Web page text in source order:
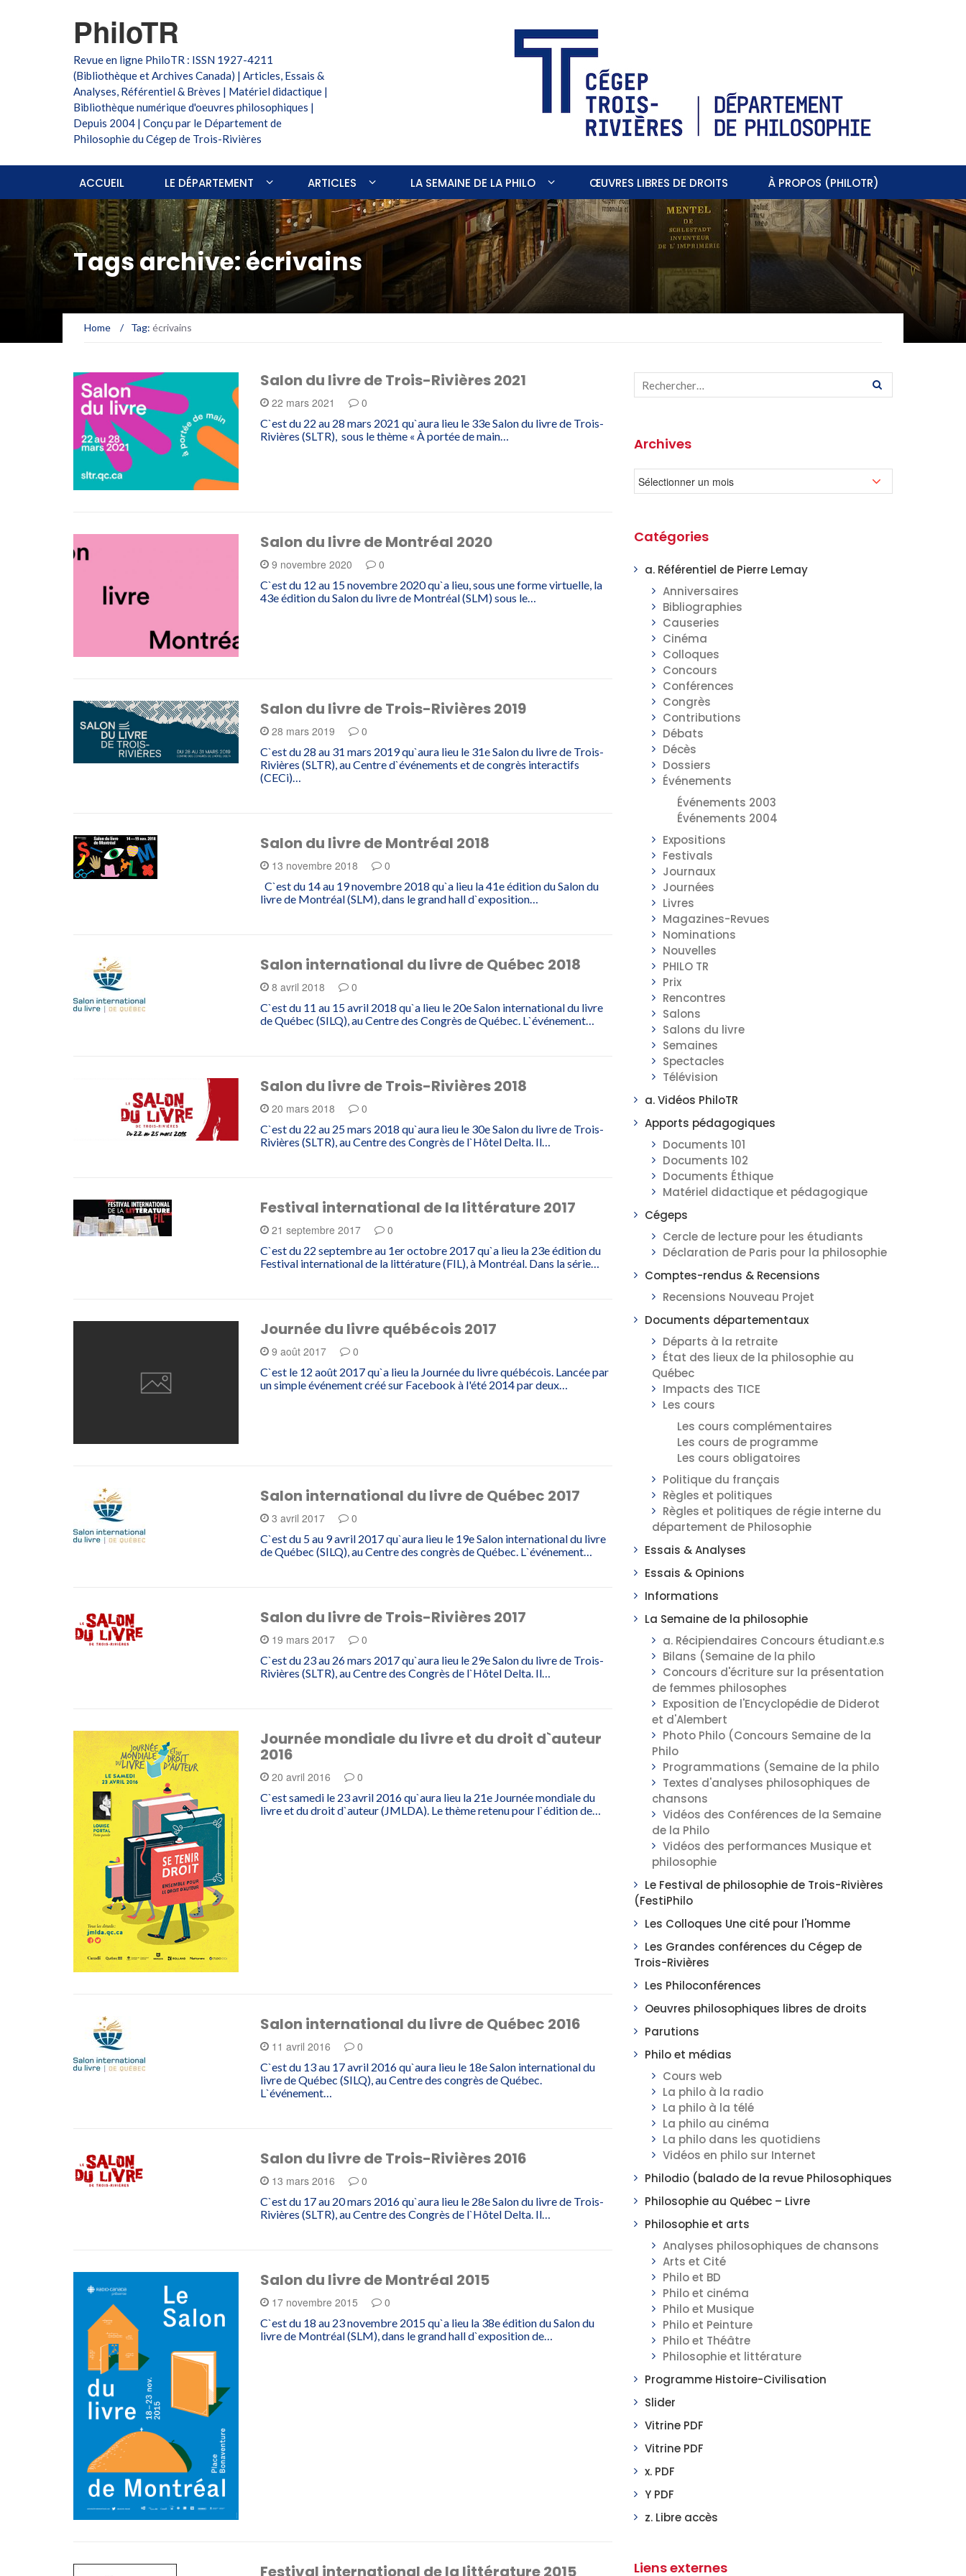
PhiloTR
Revue en ligne PhiloTR : ISSN 1927-4211
(Bibliothèque et Archives Canada) | Articles, Essais &
Analyses, Référentiel & Brèves | Matériel didactique |
Bibliothèque numérique d'oeuvres philosophiques |
Depuis 2004 | Conçu par le Département de
Philosophie du Cégep de Trois-Rivières
ACCUEIL LE DÉPARTEMENT ARTICLES LA SEMAINE DE LA PHILO ŒUVRES LIBRES DE DROITS À PROPOS (PHILOTR)
Tags archive: écrivains
Home / Tag: écrivains
Salon du livre de Trois-Rivières 2021
22 mars 2021 0
C`est du 22 au 28 mars 2021 qu`aura lieu le 33e Salon du livre de Trois-
Rivières (SLTR), sous le thème « À portée de main…
Salon du livre de Montréal 2020
9 novembre 2020 0
C`est du 12 au 15 novembre 2020 qu`a lieu, sous une forme virtuelle, la
43e édition du Salon du livre de Montréal (SLM) sous le…
Salon du livre de Trois-Rivières 2019
28 mars 2019 0
C`est du 28 au 31 mars 2019 qu`aura lieu le 31e Salon du livre de Trois-
Rivières (SLTR), au Centre d`événements et de congrès interactifs
(CECi)…
Salon du livre de Montréal 2018
13 novembre 2018 0
C`est du 14 au 19 novembre 2018 qu`a lieu la 41e édition du Salon du
livre de Montréal (SLM), dans le grand hall d`exposition…
Salon international du livre de Québec 2018
8 avril 2018 0
C`est du 11 au 15 avril 2018 qu`a lieu le 20e Salon international du livre
de Québec (SILQ), au Centre des Congrès de Québec. L`événement…
Salon du livre de Trois-Rivières 2018
20 mars 2018 0
C`est du 22 au 25 mars 2018 qu`aura lieu le 30e Salon du livre de Trois-
Rivières (SLTR), au Centre des Congrès de l`Hôtel Delta. Il…
Festival international de la littérature 2017
21 septembre 2017 0
C`est du 22 septembre au 1er octobre 2017 qu`a lieu la 23e édition du
Festival international de la littérature (FIL), à Montréal. Dans la série…
Journée du livre québécois 2017
9 août 2017 0
C`est le 12 août 2017 qu`a lieu la Journée du livre québécois. Lancée par
un simple événement créé sur Facebook à l'été 2014 par deux…
Salon international du livre de Québec 2017
3 avril 2017 0
C`est du 5 au 9 avril 2017 qu`aura lieu le 19e Salon international du livre
de Québec (SILQ), au Centre des congrès de Québec. L`événement…
Salon du livre de Trois-Rivières 2017
19 mars 2017 0
C`est du 23 au 26 mars 2017 qu`aura lieu le 29e Salon du livre de Trois-
Rivières (SLTR), au Centre des Congrès de l`Hôtel Delta. Il…
Journée mondiale du livre et du droit d`auteur
2016
20 avril 2016 0
C`est samedi le 23 avril 2016 qu`aura lieu la 21e Journée mondiale du
livre et du droit d`auteur (JMLDA). Le thème retenu pour l`édition de…
Salon international du livre de Québec 2016
11 avril 2016 0
C`est du 13 au 17 avril 2016 qu`aura lieu le 18e Salon international du
livre de Québec (SILQ), au Centre des congrès de Québec.
L`événement…
Salon du livre de Trois-Rivières 2016
13 mars 2016 0
C`est du 17 au 20 mars 2016 qu`aura lieu le 28e Salon du livre de Trois-
Rivières (SLTR), au Centre des Congrès de l`Hôtel Delta. Il…
Salon du livre de Montréal 2015
17 novembre 2015 0
C`est du 18 au 23 novembre 2015 qu`a lieu la 38e édition du Salon du
livre de Montréal (SLM), dans le grand hall d`exposition de…
Festival international de la littérature 2015
Archives
Catégories
a. Référentiel de Pierre Lemay
Anniversaires
Bibliographies
Causeries
Cinéma
Colloques
Concours
Conférences
Congrès
Contributions
Débats
Décès
Dossiers
Événements
Événements 2003
Événements 2004
Expositions
Festivals
Journaux
Journées
Livres
Magazines-Revues
Nominations
Nouvelles
PHILO TR
Prix
Rencontres
Salons
Salons du livre
Semaines
Spectacles
Télévision
a. Vidéos PhiloTR
Apports pédagogiques
Documents 101
Documents 102
Documents Éthique
Matériel didactique et pédagogique
Cégeps
Cercle de lecture pour les étudiants
Déclaration de Paris pour la philosophie
Comptes-rendus & Recensions
Recensions Nouveau Projet
Documents départementaux
Départs à la retraite
État des lieux de la philosophie au
Québec
Impacts des TICE
Les cours
Les cours complémentaires
Les cours de programme
Les cours obligatoires
Politique du français
Règles et politiques
Règles et politiques de régie interne du
département de Philosophie
Essais & Analyses
Essais & Opinions
Informations
La Semaine de la philosophie
a. Récipiendaires Concours étudiant.e.s
Bilans (Semaine de la philo
Concours d'écriture sur la présentation
de femmes philosophes
Exposition de l'Encyclopédie de Diderot
et d'Alembert
Photo Philo (Concours Semaine de la
Philo
Programmations (Semaine de la philo
Textes d'analyses philosophiques de
chansons
Vidéos des Conférences de la Semaine
de la Philo
Vidéos des performances Musique et
philosophie
Le Festival de philosophie de Trois-Rivières
(FestiPhilo
Les Colloques Une cité pour l'Homme
Les Grandes conférences du Cégep de
Trois-Rivières
Les Philoconférences
Oeuvres philosophiques libres de droits
Parutions
Philo et médias
Cours web
La philo à la radio
La philo à la télé
La philo au cinéma
La philo dans les quotidiens
Vidéos en philo sur Internet
Philodio (balado de la revue Philosophiques
Philosophie au Québec – Livre
Philosophie et arts
Analyses philosophiques de chansons
Arts et Cité
Philo et BD
Philo et cinéma
Philo et Musique
Philo et Peinture
Philo et Théâtre
Philosophie et littérature
Programme Histoire-Civilisation
Slider
Vitrine PDF
Vitrine PDF
x. PDF
Y PDF
z. Libre accès
Liens externes